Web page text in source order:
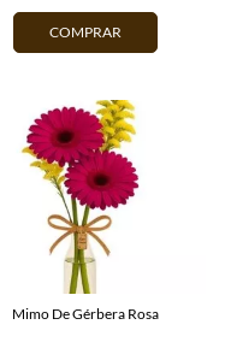
COMPRAR
Mimo De Gérbera Rosa